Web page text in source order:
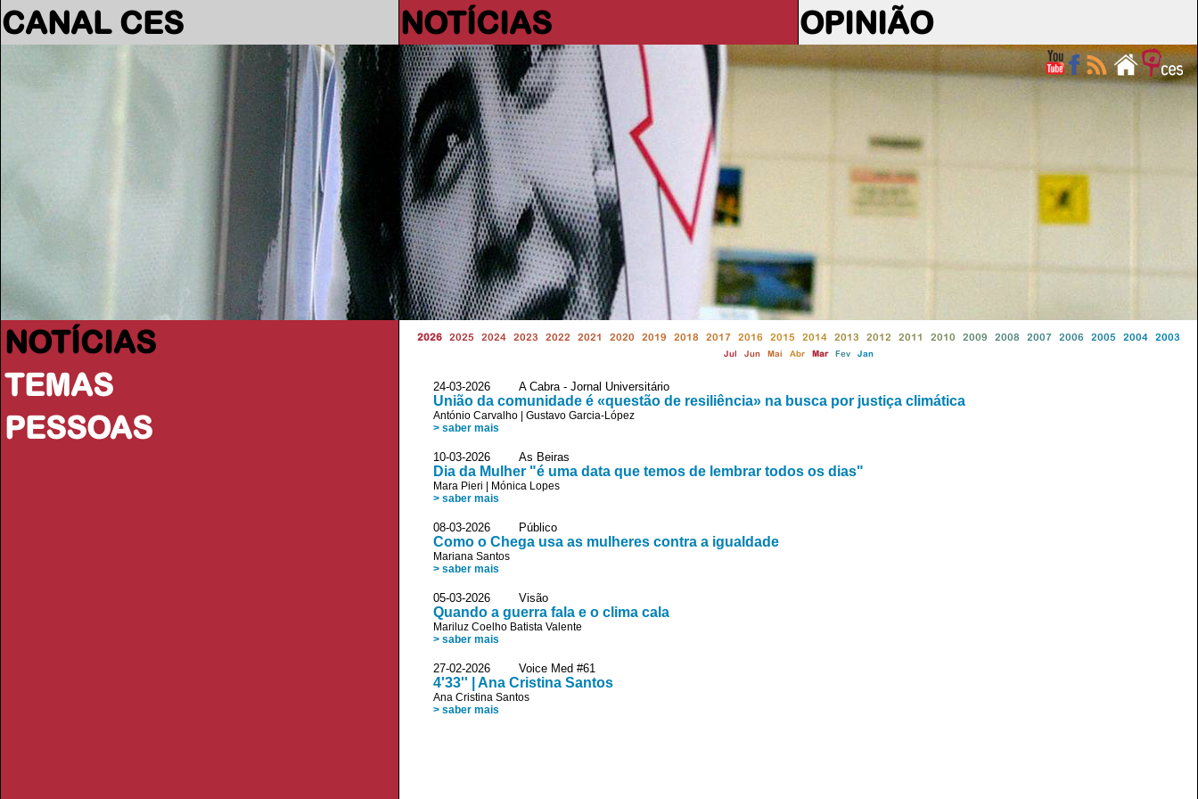
CANAL CES NOTÍCIAS OPINIÃO
NOTÍCIAS
TEMAS
PESSOAS
2026 2025 2024 2023 2022 2021 2020 2019 2018 2017 2016 2015 2014 2013 2012 2011 2010 2009 2008 2007 2006 2005 2004 2003
Jul Jun Mai Abr Mar Fev Jan
24-03-2026 A Cabra - Jornal Universitário
União da comunidade é «questão de resiliência» na busca por justiça climática
António Carvalho
Gustavo Garcia-López
> saber mais
10-03-2026 As Beiras
Dia da Mulher "é uma data que temos de lembrar todos os dias"
Mara Pieri
Mónica Lopes
> saber mais
08-03-2026 Público
Como o Chega usa as mulheres contra a igualdade
Mariana Santos
> saber mais
05-03-2026 Visão
Quando a guerra fala e o clima cala
Mariluz Coelho Batista Valente
> saber mais
27-02-2026 Voice Med #61
4'33'' | Ana Cristina Santos
Ana Cristina Santos
> saber mais